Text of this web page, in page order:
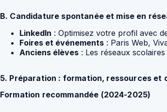
B. Candidature spontanée et mise en
LinkedIn : Optimisez votre profil avec
Foires et événements : Paris Web,
Anciens élèves : Les réseaux
5. Préparation : formation, ressources et
Formation recommandée (2024-2025)